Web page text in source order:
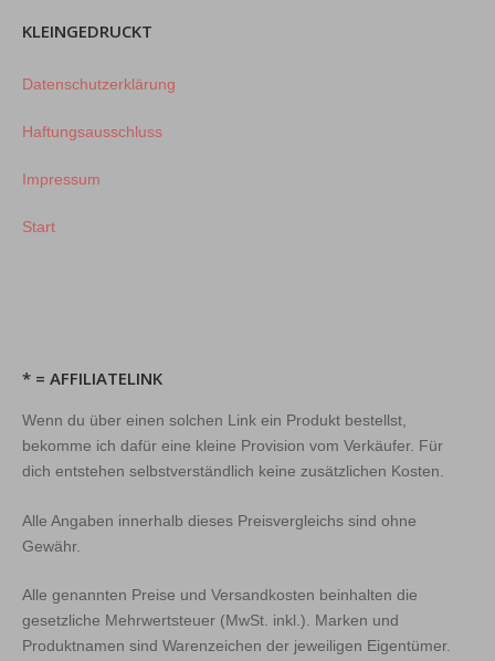
KLEINGEDRUCKT
Datenschutzerklärung
Haftungsausschluss
Impressum
Start
* = AFFILIATELINK
Wenn du über einen solchen Link ein Produkt bestellst,
bekomme ich dafür eine kleine Provision vom Verkäufer. Für
dich entstehen selbstverständlich keine zusätzlichen Kosten.
Alle Angaben innerhalb dieses Preisvergleichs sind ohne
Gewähr.
Alle genannten Preise und Versandkosten beinhalten die
gesetzliche Mehrwertsteuer (MwSt. inkl.). Marken und
Produktnamen sind Warenzeichen der jeweiligen Eigentümer.